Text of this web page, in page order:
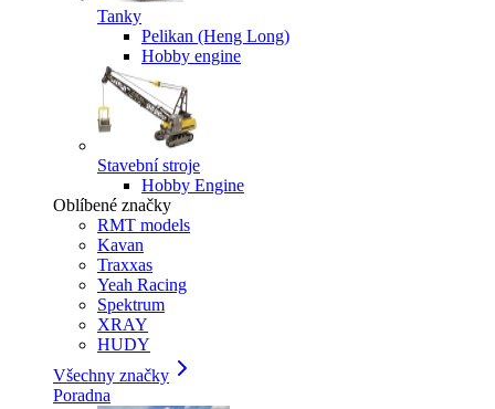
Tanky
Pelikan (Heng Long)
Hobby engine
Stavební stroje
Hobby Engine
Oblíbené značky
RMT models
Kavan
Traxxas
Yeah Racing
Spektrum
XRAY
HUDY
Všechny značky
Poradna